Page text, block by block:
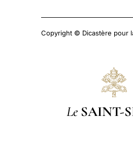
Copyright © Dicastère pour
Le SAINT-